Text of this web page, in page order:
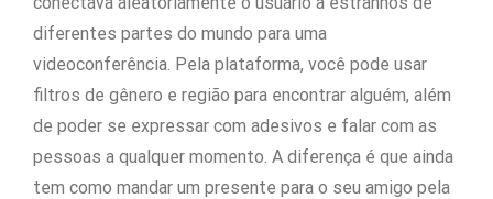
diferentes partes do mundo para uma
videoconferência. Pela plataforma, você pode usar
filtros de gênero e região para encontrar alguém, além
de poder se expressar com adesivos e falar com as
pessoas a qualquer momento. A diferença é que ainda
tem como mandar um presente para o seu amigo pela